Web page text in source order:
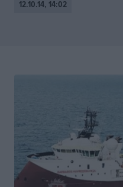
12.10.14, 14:02